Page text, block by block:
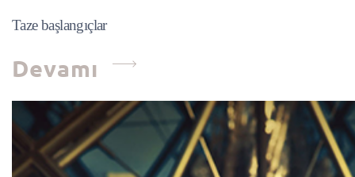
Taze başlangıçlar
Devamı